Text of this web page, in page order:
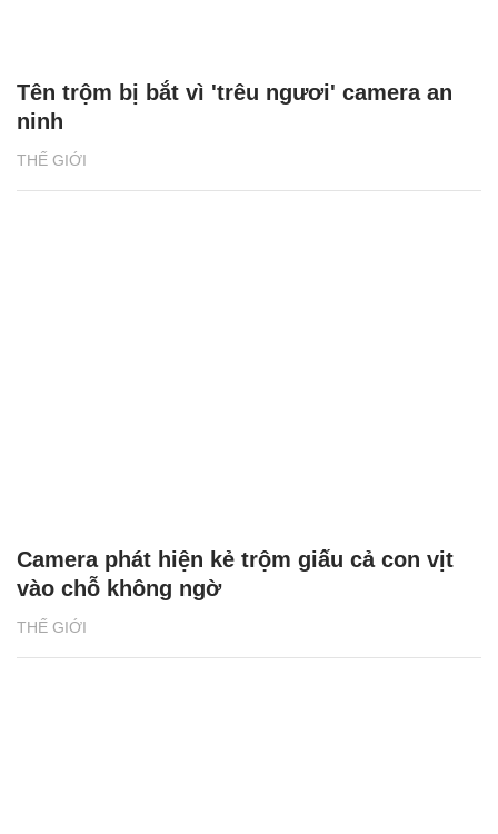
THẾ GIỚI
Tên trộm bị bắt vì 'trêu ngươi' camera an
ninh
THẾ GIỚI
Camera phát hiện kẻ trộm giấu cả con vịt
vào chỗ không ngờ